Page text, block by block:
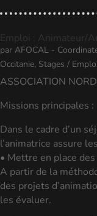
Emploi : Animateur/
par AFOCAL -
Occitanie, Stages / Emploi
ASSOCIATION
Missions principales :
Dans le cadre d’un
l’animatrice assure
• Mettre en place
A partir de la
des projets
les évaluer.